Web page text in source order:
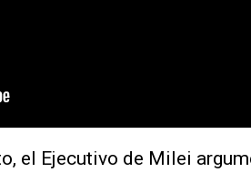
el Ejecutivo de Milei